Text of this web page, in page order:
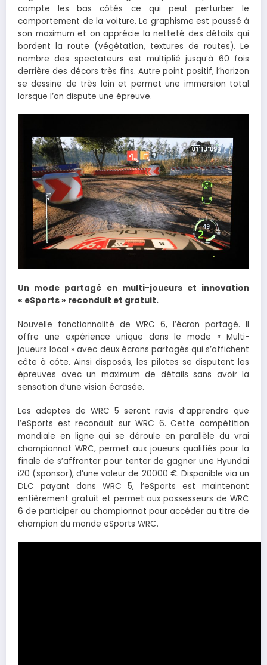
compte les bas côtés ce qui peut perturber le
comportement de la voiture. Le graphisme est poussé à
son maximum et on apprécie la netteté des détails qui
bordent la route (végétation, textures de routes). Le
nombre des spectateurs est multiplié jusqu’à 60 fois
derrière des décors très fins. Autre point positif, l’horizon
se dessine de très loin et permet une immersion total
lorsque l’on dispute une épreuve.
Un mode partagé en multi-joueurs et innovation
« eSports » reconduit et gratuit.
Nouvelle fonctionnalité de WRC 6, l’écran partagé. Il
offre une expérience unique dans le mode « Multi-
joueurs local » avec deux écrans partagés qui s’affichent
côte à côte. Ainsi disposés, les pilotes se disputent les
épreuves avec un maximum de détails sans avoir la
sensation d’une vision écrasée.
Les adeptes de WRC 5 seront ravis d’apprendre que
l’eSports est reconduit sur WRC 6. Cette compétition
mondiale en ligne qui se déroule en parallèle du vrai
championnat WRC, permet aux joueurs qualifiés pour la
finale de s’affronter pour tenter de gagner une Hyundai
i20 (sponsor), d’une valeur de 20000 €. Disponible via un
DLC payant dans WRC 5, l’eSports est maintenant
entièrement gratuit et permet aux possesseurs de WRC
6 de participer au championnat pour accéder au titre de
champion du monde eSports WRC.